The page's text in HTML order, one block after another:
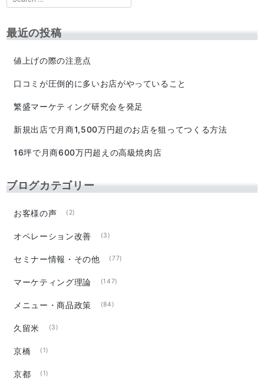
最近の投稿
値上げの際の注意点
口コミが圧倒的に多いお店がやっていること
繁盛マーケティング研究会を発足
新規出店で月商1,500万円超のお店を狙ってつくる方法
16坪で月商600万円超えの高級焼肉店
ブログカテゴリー
お客様の声 (2)
オペレーション改善 (3)
セミナー情報・その他 (77)
マーケティング理論 (147)
メニュー・商品政策 (84)
久留米 (3)
京橋 (1)
京都 (1)